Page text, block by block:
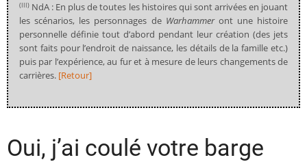
(III) NdA : En plus de toutes les histoires qui sont arrivées en jouant
les scénarios, les personnages de Warhammeront une histoire
personnelle définie tout d’abord pendant leur création (des jets
sont faits pour l’endroit de naissance, les détails de la famille etc.)
puis par l’expérience, au fur et à mesure de leurs changements de
carrières. [Retour]
Oui, j’ai coulé votre barge